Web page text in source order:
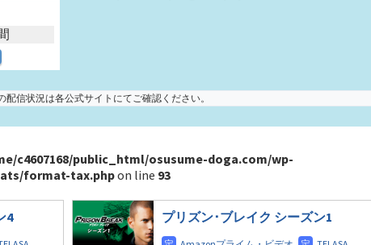
信状況は各公式サイトにてご確認ください。
c4607168/public_html/osusume-doga.com/wp-
format-tax.phpon line 93
4 プリズン･ブレイク シーズン1